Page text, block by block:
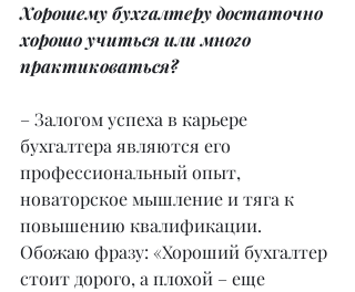
Хорошему бухгалтеру достаточно
хорошо учиться или много
практиковаться?
– Залогом успеха в карьере
бухгалтера являются его
профессиональный опыт,
новаторское мышление и тяга к
повышению квалификации.
Обожаю фразу: «Хороший бухгалтер
стоит дорого, а плохой – еще